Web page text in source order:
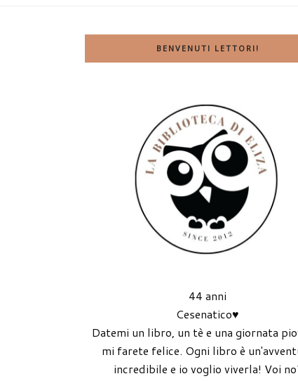
BENVENUTI LETTORI!
44 anni
Cesenatico♥
Datemi un libro, un tè e una giornata
mi farete felice. Ogni libro è
incredibile e io voglio viverla! Voi